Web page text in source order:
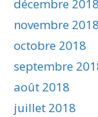
décembre 2018
novembre 2018
octobre 2018
septembre
août 2018
juillet 2018